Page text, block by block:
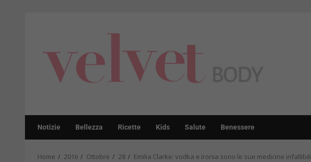
Notizie Bellezza Ricette Kids Salute Benessere
Home 2016 Ottobre 28 Emilia Clarke: vodka e ironia sono le sue medicine infallibili